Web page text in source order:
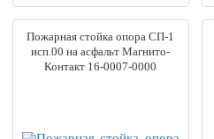
Пожарная стойка опора СП-1
исп.00 на асфальт Магнито-
Контакт 16-0007-0000